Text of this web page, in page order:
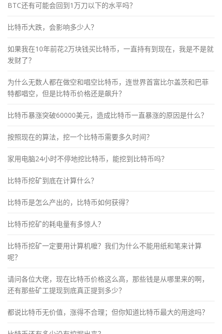
BTC还有可能会回到1万刀以下的水平吗？
比特币大跌，会影响多少人？
如果我在10年前花2万块钱买比特币，一直持有到现在，我是不是就
发财了？
为什么无数人都在做空和唱空比特币，连世界首富比尔盖茨和巴菲
特都唱空，但是比特币价格还是飙升？
比特币暴涨突破60000美元，造成比特币一直暴涨的原因是什么？
按照现在的算法，挖一个比特币需要多久时间？
家用电脑24小时不停地挖比特币，能挖到比特币吗？
比特币挖矿到底在计算什么？
比特币是怎么产出的，比特币如何获得？
比特币挖矿的耗电量有多惊人？
比特币挖矿一定要用计算机嚒？我们为什么不能用纸和笔来计算
呢？
请问各位大佬，现在比特币价格这么高，那些钱是从哪里来的啊，
还有那些矿工提现到底真正提到多少？
都说比特币无价值，涨得不合理；但你知道比特币最大的用途吗？